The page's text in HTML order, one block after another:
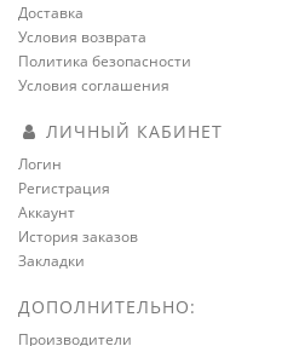
Доставка
Условия возврата
Политика безопасности
Условия соглашения
ЛИЧНЫЙ КАБИНЕТ
Логин
Регистрация
Аккаунт
История заказов
Закладки
ДОПОЛНИТЕЛЬНО:
Производители